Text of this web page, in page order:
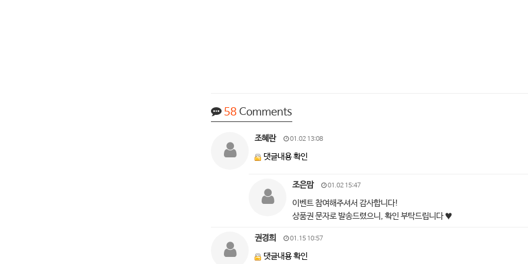
58 Comments
조혜란 01.02 13:08
댓글내용 확인
조은맘 01.02 15:47
이벤트 참여해주셔서 감사합니다!
상품권 문자로 발송드렸으니, 확인 부탁드립니다 ♥
권경희 01.15 10:57
댓글내용 확인